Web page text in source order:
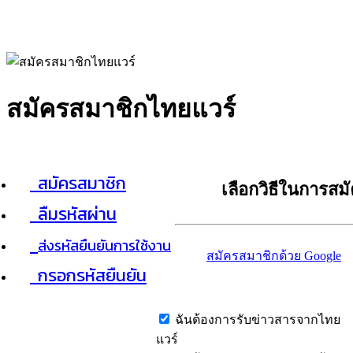
สมัครสมาชิกไทยแวร์
สมัครสมาชิก
ลืมรหัสผ่าน
ส่งรหัสยืนยันการใช้งาน
กรอกรหัสยืนยัน
เลือกวิธีในการส
สมัครสมาชิกด้วย Google
ฉันต้องการรับข่าวสารจากไทย
แวร์